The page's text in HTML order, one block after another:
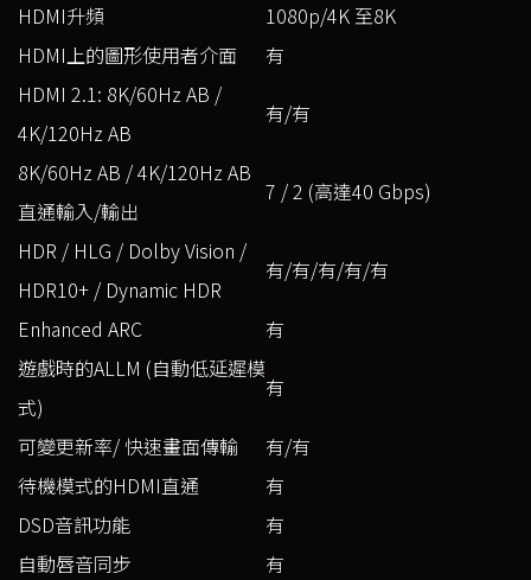
HDMI升頻
1080p/4K 至8K
HDMI上的圖形使用者介面
有
HDMI 2.1: 8K/60Hz AB /
4K/120Hz AB
有/有
8K/60Hz AB / 4K/120Hz AB
直通輸入/輸出
7 / 2 (高達40 Gbps)
HDR / HLG / Dolby Vision /
HDR10+ / Dynamic HDR
有/有/有/有/有
Enhanced ARC
有
遊戲時的ALLM (自動低延遲模
式)
有
可變更新率/ 快速畫面傳輸
有/有
待機模式的HDMI直通
有
DSD音訊功能
有
自動唇音同步
有